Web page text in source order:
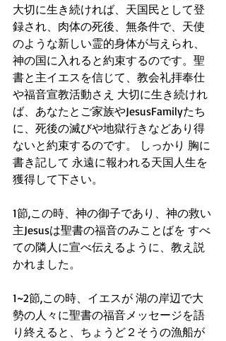
大切に生き続ければ、天国民として登
録され、肉体の死後、無条件で、天使
のような新しい霊的身体が与えられ、
神の国に入れると約束するのです。聖
書と主イエスを信じて、教会礼拝奉仕
や福音宣教活動さえ 大切に生き続けれ
ば、あなたとご家族やJesusFamilyたち
に、死後の滅びや地獄行きなどあり得
ないと約束するのです。 しっかり 胸に
書き記して 永遠に報われる天国人生を
獲得して下さい。
1節,この時、神の御子であり、神の救い
主Jesusは聖書の福音のみことばを すべ
ての隣人に宣べ伝えるように、教え説
かれました。
1~2節,この時、イエスが 湖の岸辺で大
勢の人々に聖書の福音メッセージを語
り終えると、ちょうど２そうの漁船が